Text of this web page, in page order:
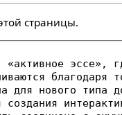
страницы.